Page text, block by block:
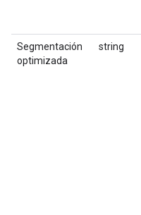
Segmentación
optimizada
string